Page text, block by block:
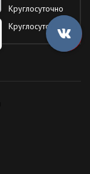
Круглосуточно
Круглосуточно